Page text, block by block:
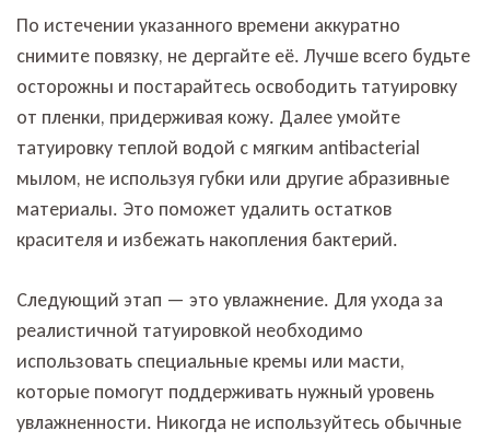
По истечении указанного времени аккуратно
снимите повязку, не дергайте её. Лучше всего будьте
осторожны и постарайтесь освободить татуировку
от пленки, придерживая кожу. Далее умойте
татуировку теплой водой с мягким antibacterial
мылом, не используя губки или другие абразивные
материалы. Это поможет удалить остатков
красителя и избежать накопления бактерий.
Следующий этап — это увлажнение. Для ухода за
реалистичной татуировкой необходимо
использовать специальные кремы или масти,
которые помогут поддерживать нужный уровень
увлажненности. Никогда не используйтесь обычные